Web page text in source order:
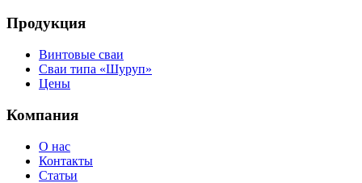
Продукция
Винтовые сваи
Сваи типа «Шуруп»
Цены
Компания
О нас
Контакты
Статьи